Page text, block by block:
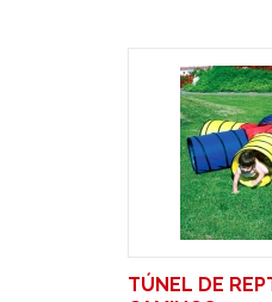
TÚNEL DE